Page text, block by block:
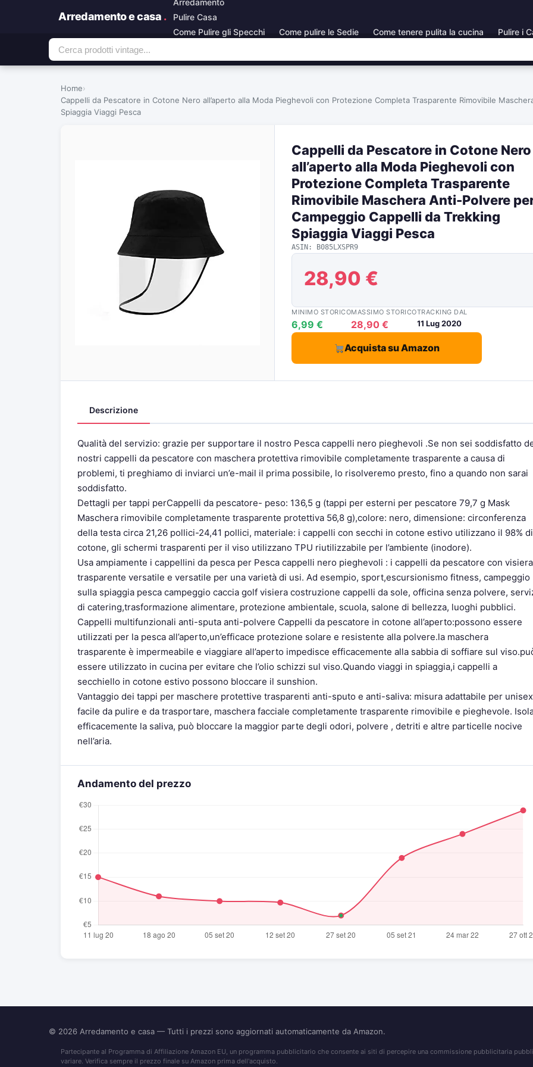
Arredamento e casa .
Pulire Casa
Come Pulire gli Specchi
Come pulire le Sedie Come tenere pulita la cucina Pulire i
Home›
Cappelli da Pescatore in Cotone Nero all’aperto alla Moda Pieghevoli con Protezione Completa Trasparente Rimovibile
Spiaggia Viaggi Pesca
Cappelli da Pescatore in Cotone Nero
all’aperto alla Moda Pieghevoli con
Protezione Completa Trasparente
Rimovibile Maschera Anti-Polvere
Campeggio Cappelli da Trekking
Spiaggia Viaggi Pesca
ASIN: B085LXSPR9
28,90 €
MINIMO STORICO
6,99 €
MASSIMO STORICO
28,90 €
TRACKING DAL
11 Lug 2020
Acquista su Amazon
Descrizione
Qualità del servizio: grazie per supportare il nostro Pesca cappelli nero pieghevoli .Se non sei soddisfatto
nostri cappelli da pescatore con maschera protettiva rimovibile completamente trasparente a causa di
problemi, ti preghiamo di inviarci un’e-mail il prima possibile, lo risolveremo presto, fino a quando non sarai
soddisfatto.
Dettagli per tappi perCappelli da pescatore- peso: 136,5 g (tappi per esterni per pescatore 79,7 g Mask
Maschera rimovibile completamente trasparente protettiva 56,8 g),colore: nero, dimensione: circonferenza
della testa circa 21,26 pollici-24,41 pollici, materiale: i cappelli con secchi in cotone estivo utilizzano il 98% di
cotone, gli schermi trasparenti per il viso utilizzano TPU riutilizzabile per l’ambiente (inodore).
Usa ampiamente i cappellini da pesca per Pesca cappelli nero pieghevoli : i cappelli da pescatore con visiera
trasparente versatile e versatile per una varietà di usi. Ad esempio, sport,escursionismo fitness, campeggio
sulla spiaggia pesca campeggio caccia golf visiera costruzione cappelli da sole, officina senza polvere,
di catering,trasformazione alimentare, protezione ambientale, scuola, salone di bellezza, luoghi pubblici.
Cappelli multifunzionali anti-sputa anti-polvere Cappelli da pescatore in cotone all’aperto:possono essere
utilizzati per la pesca all’aperto,un’efficace protezione solare e resistente alla polvere.la maschera
trasparente è impermeabile e viaggiare all’aperto impedisce efficacemente alla sabbia di soffiare sul
essere utilizzato in cucina per evitare che l’olio schizzi sul viso.Quando viaggi in spiaggia,i cappelli a
secchiello in cotone estivo possono bloccare il sunshion.
Vantaggio dei tappi per maschere protettive trasparenti anti-sputo e anti-saliva: misura adattabile per
facile da pulire e da trasportare, maschera facciale completamente trasparente rimovibile e pieghevole.
efficacemente la saliva, può bloccare la maggior parte degli odori, polvere , detriti e altre particelle nocive
nell’aria.
Andamento del prezzo
© 2026 Arredamento e casa — Tutti i prezzi sono aggiornati automaticamente da Amazon.
Partecipante al Programma di Affiliazione Amazon EU, un programma pubblicitario che consente ai siti di percepire una commissione pubblicitaria
variare. Verifica sempre il prezzo finale su Amazon prima dell'acquisto.